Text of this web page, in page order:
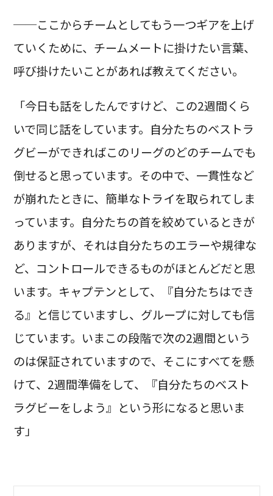
──ここからチームとしてもう一つギアを上げ
ていくために、チームメートに掛けたい言葉、
呼び掛けたいことがあれば教えてください。
「今日も話をしたんですけど、この2週間くら
いで同じ話をしています。自分たちのベストラ
グビーができればこのリーグのどのチームでも
倒せると思っています。その中で、一貫性など
が崩れたときに、簡単なトライを取られてしま
っています。自分たちの首を絞めているときが
ありますが、それは自分たちのエラーや規律な
ど、コントロールできるものがほとんどだと思
います。キャプテンとして、『自分たちはでき
る』と信じていますし、グループに対しても信
じています。いまこの段階で次の2週間という
のは保証されていますので、そこにすべてを懸
けて、2週間準備をして、『自分たちのベスト
ラグビーをしよう』という形になると思いま
す」